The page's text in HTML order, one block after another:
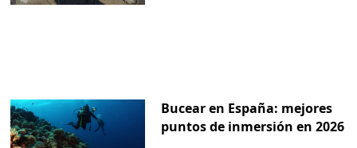
Bucear en España: mejores
puntos de inmersión en 2026